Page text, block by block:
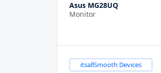
Asus MG28UQ
Monitor
itsallSmooth Devices